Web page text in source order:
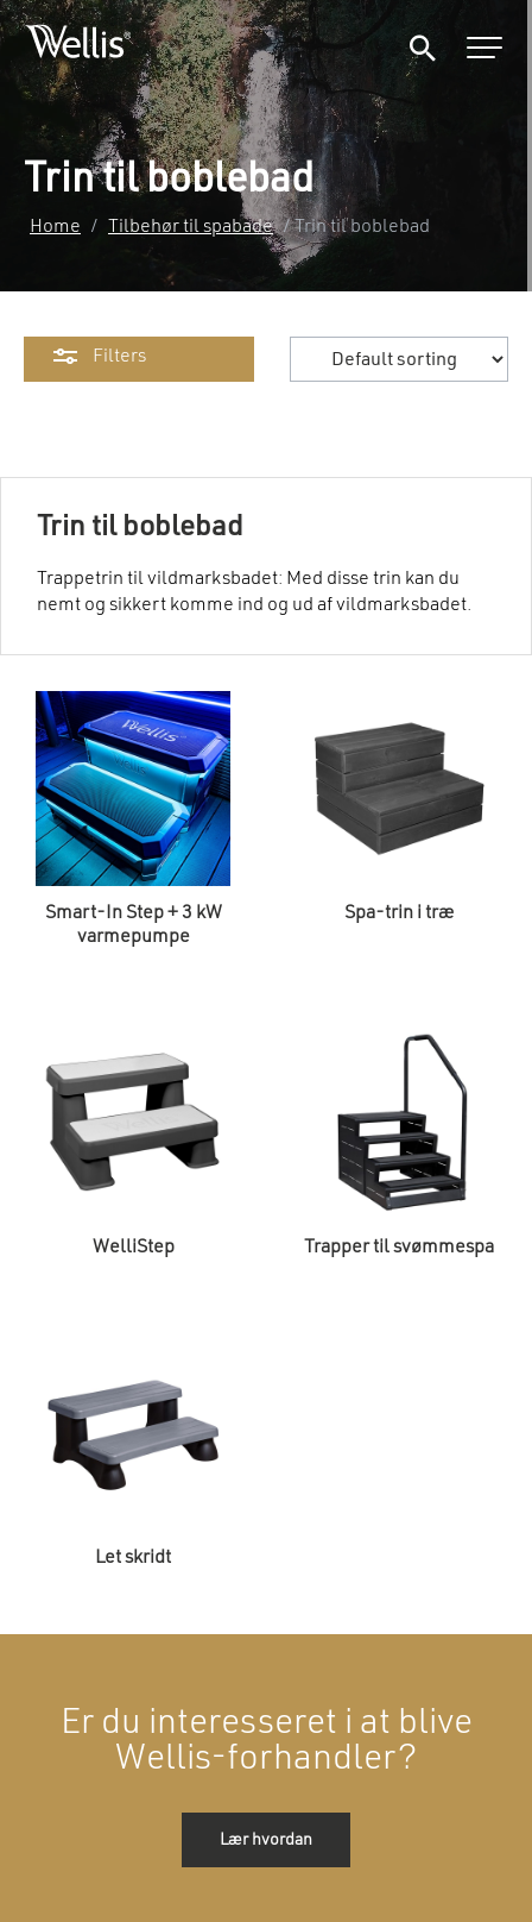
Trin til boblebad
Home / Tilbehør til spabade / Trin til boblebad
Filters
Trin til boblebad
Trappetrin til vildmarksbadet: Med disse trin kan du
nemt og sikkert komme ind og ud af vildmarksbadet.
Smart-In Step + 3 kW
varmepumpe
Spa-trin i træ
WelliStep Trapper til svømmespa
Let skridt
Er du interesseret i at blive
Wellis-forhandler?
Lær hvordan